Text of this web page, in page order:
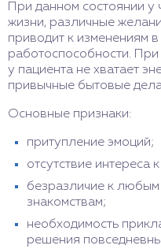
При данном состоянии у
жизни, различные
приводит к изменениям
работоспособности.
у пациента не хватает
привычные бытовые
Основные признаки:
притупление эмоций;
отсутствие интереса
безразличие к
знакомствам;
необходимость
решения